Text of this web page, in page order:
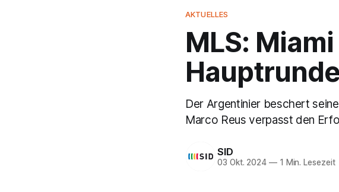
AKTUELLES
MLS:
Der Argentinier beschert
Marco Reus verpasst den
SID
03 Okt. 2024 —1 Min. Lesezeit